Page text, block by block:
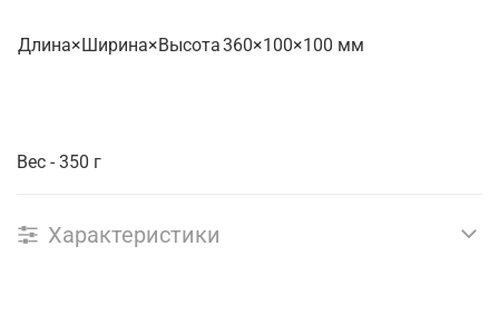
Длина×Ширина×Высота360×100×100 мм
Вес - 350 г
Характеристики